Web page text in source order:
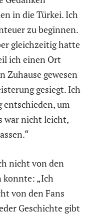
in die Türkei. Ich
zu beginnen.
gleichzeitig hatte
ich einen Ort
Zuhause gewesen
gesiegt. Ich
entschieden, um
war nicht leicht,
nicht von den
konnte: „Ich
von den Fans
Geschichte gibt